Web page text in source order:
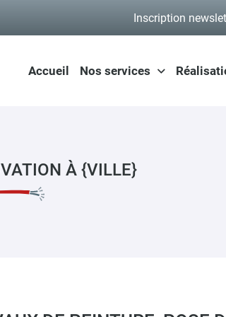
Inscription
Accueil Nos services
À {VILLE}